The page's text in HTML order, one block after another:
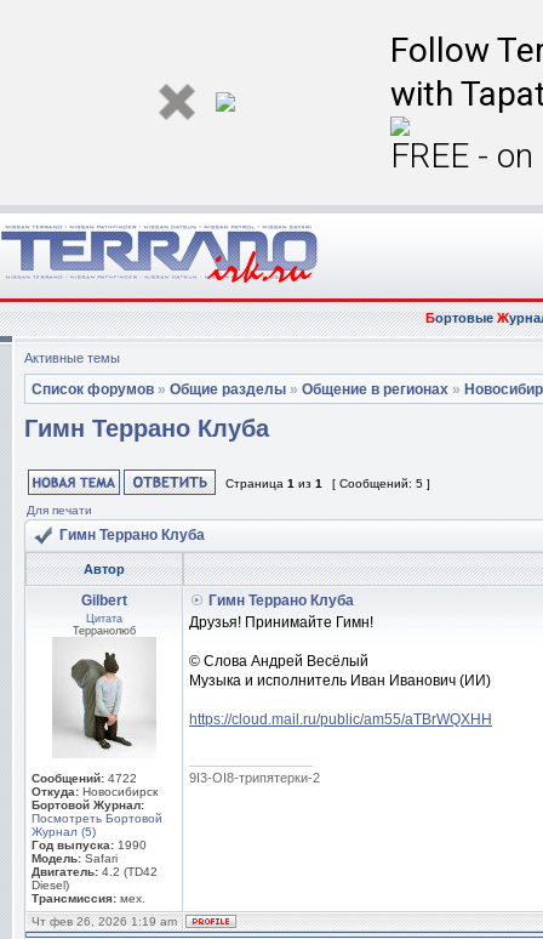
Follow
with
FREE -
БортовыеЖ
Активные темы
Список форумов » Общие разделы » Общение в регионах »
Гимн Террано Клуба
Страница 1 из 1
[ Сообщений: 5 ]
Для печати
Гимн Террано Клуба
Автор
Gilbert
Цитата
Терранолюб
Сообщений: 4722
Откуда: Новосибирск
Бортовой Журнал:
Посмотреть Бортовой
Журнал (5)
Год выпуска: 1990
Модель: Safari
Двигатель: 4.2 (TD42
Diesel)
Трансмиссия: мех.
Гимн Террано Клуба
Друзья! Принимайте Гимн!
© Слова Андрей Весёлый
Музыка и исполнитель Иван Иванович (ИИ)
https://cloud.mail.ru/public/am55/aTBrWQXHH
9I3-OI8-трипятерки-2
Чт фев 26, 2026 1:19 am